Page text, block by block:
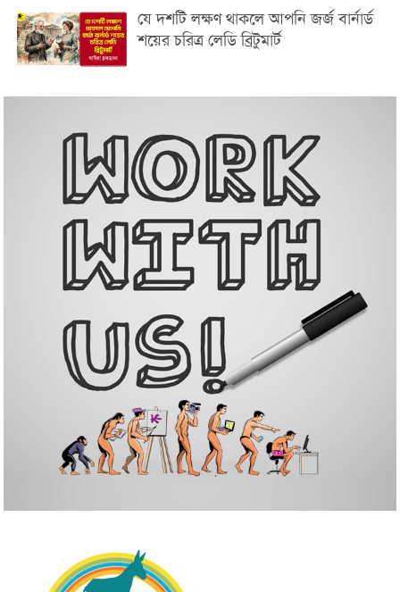
যে দশটি লক্ষণ থাকলে আপনি জর্জ বার্নার্ড
শয়ের চরিত্র লেডি ব্রিটুমার্ট